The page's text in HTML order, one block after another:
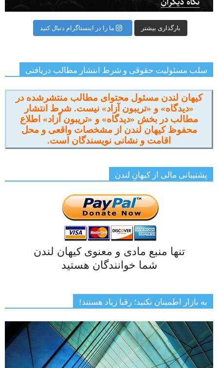
بارگذاری بیشتر ما را در اینستاگرام دنبال کنید
سلب مسئولیت حقوقی و شرط انتشار مطالب دریافتی
کیهان لندن مسئول محتوای مطالب منتشرشده در
«دیدگاه» و «تریبون آزاد» نیست. شرط انتشار
مطالب در بخش «دیدگاه» و «تریبون آزاد» اطلاع
محفوظ کیهان لندن از مشخصات واقعی و محل
اقامت و نشانی نویسندگان است.
پشتیبانی مالی از کیهانِ لندن
تنها منبع مادی و معنوی کیهان لندن
شما خوانندگان هستید
به بازار اطمینان نکنید؛ رقبا زیاد هستند!